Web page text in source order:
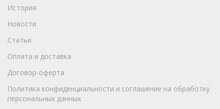
История
Новости
Статьи
Оплата и доставка
Договор-оферта
Политика конфиденциальности и соглашение на обработку
персональных данных